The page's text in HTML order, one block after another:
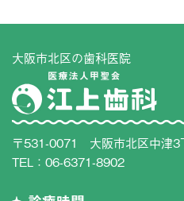
大阪市北区の歯科医院
〒531-0071 大阪市北区中津3
TEL： 06-6371-8902